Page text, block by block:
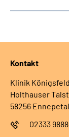
Kontakt
Klinik Königsfeld
Holthauser
58256 Ennepetal
02333